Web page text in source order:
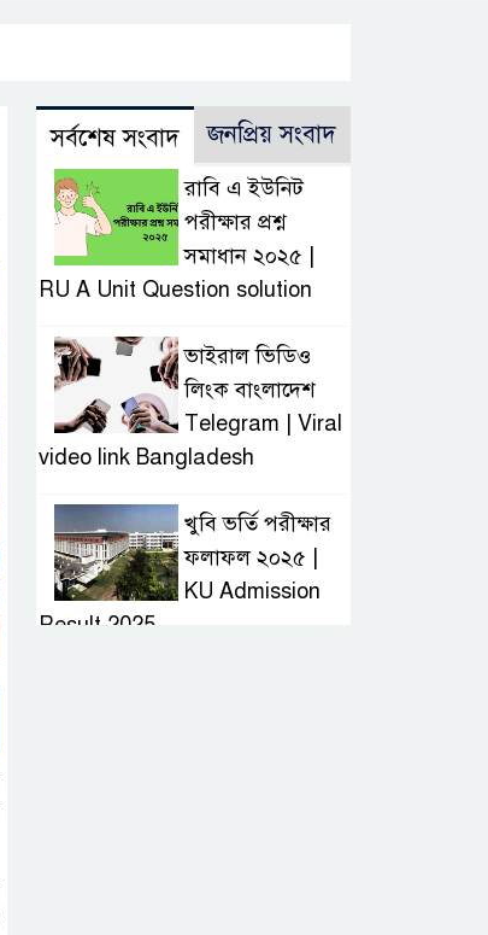
সর্বশেষ সংবাদ জনপ্রিয় সংবাদ
রাবি এ ইউনিট
পরীক্ষার প্রশ্ন
সমাধান ২০২৫ |
RU A Unit Question solution
ভাইরাল ভিডিও
লিংক বাংলাদেশ
Telegram | Viral
video link Bangladesh
খুবি ভর্তি পরীক্ষার
ফলাফল ২০২৫ |
KU Admission
Result 2025